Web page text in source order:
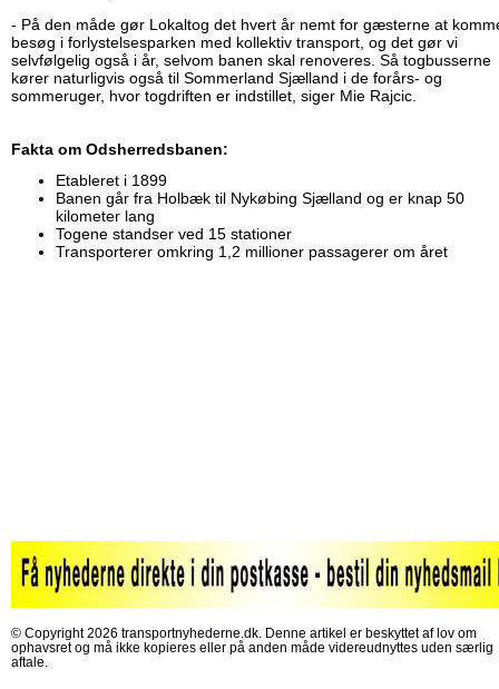
- På den måde gør Lokaltog det hvert år nemt for gæsterne at
besøg i forlystelsesparken med kollektiv transport, og det gør vi
selvfølgelig også i år, selvom banen skal renoveres. Så togbusserne
kører naturligvis også til Sommerland Sjælland i de forårs- og
sommeruger, hvor togdriften er indstillet, siger Mie Rajcic.
Fakta om Odsherredsbanen:
Etableret i 1899
Banen går fra Holbæk til Nykøbing Sjælland og er knap 50
kilometer lang
Togene standser ved 15 stationer
Transporterer omkring 1,2 millioner passagerer om året
© Copyright 2026 transportnyhederne.dk. Denne artikel er beskyttet af lov om
ophavsret og må ikke kopieres eller på anden måde videreudnyttes uden særlig
aftale.